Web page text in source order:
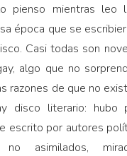
pienso mientras leo
época que se
Casi todas son
algo que no
razones de que no
disco literario: hubo
escrito por autores
no asimilados,